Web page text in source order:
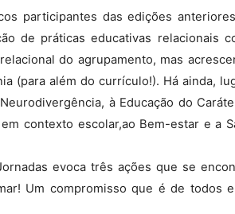
participantes das edições
de práticas educativas relacionais
do agrupamento, mas
(para além do currículo!). Há ainda,
à Educação do
contexto escolar,ao Bem-estar e a
evoca três ações que se
Um compromisso que é de todos